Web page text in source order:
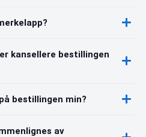
kansellere bestillingen
bestillingen min?
av